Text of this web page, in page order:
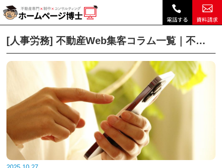
人事労務｜不動産Web集客コラム一覧｜不動産ホームページ制作、不動産SEOは博士ドットコム|
不動産ホームページ制作TOP 不動産Web集客コラムトップ 不動産Web集客コ
[人事労務] 不動産Web集客コラム一覧｜不動産ホームページ制作、不動産SEOは博士ドットコム